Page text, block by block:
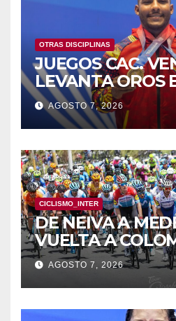
OTRAS DISCIPLINAS
JUEGOS CAC.
LEVANTA OROS
HALTEROFILIA Y
AGOSTO 7, 2026
CICLISMO_INTER
DE NEIVA A
VUELTA A
BICICLETA
AGOSTO 7, 2026